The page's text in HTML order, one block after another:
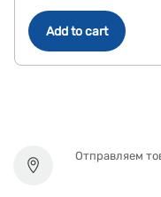
Add to cart
Отправляем